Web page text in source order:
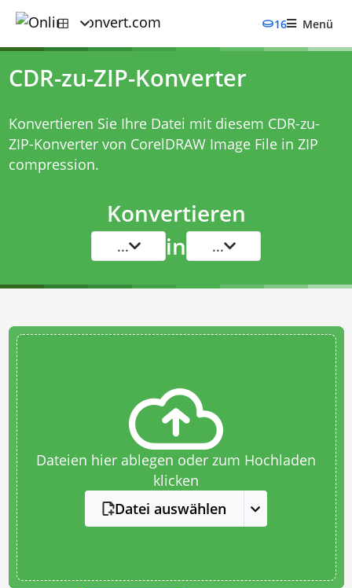
16 Menü
CDR-zu-ZIP-Konverter
Konvertieren Sie Ihre Datei mit diesem CDR-zu-
ZIP-Konvertervon CorelDRAW Image File in ZIP
compression.
Konvertieren
... in ...
Dateien hier ablegen oder zum Hochladen
klicken
Datei auswählen